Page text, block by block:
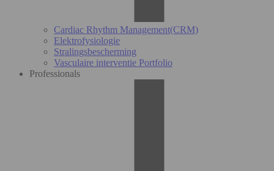
Cardiac Rhythm Management(CRM)
Elektrofysiologie
Stralingsbescherming
Vasculaire interventie Portfolio
Professionals